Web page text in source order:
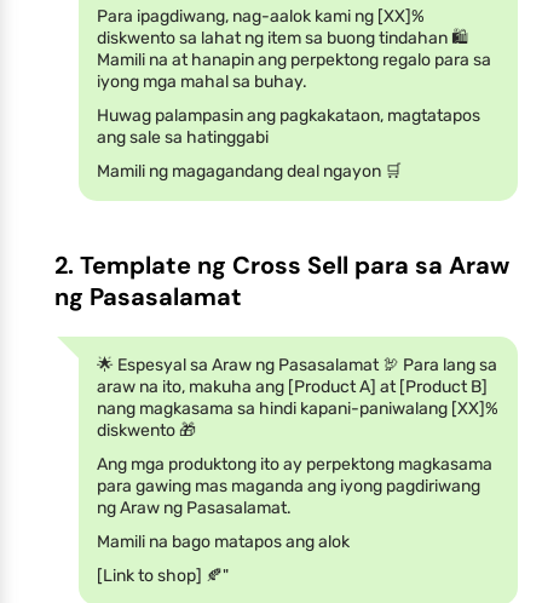
Para ipagdiwang, nag-aalok kami ng [XX]%
diskwento sa lahat ng item sa buong tindahan 🛍️
Mamili na at hanapin ang perpektong regalo para sa
iyong mga mahal sa buhay.
Huwag palampasin ang pagkakataon, magtatapos
ang sale sa hatinggabi
Mamili ng magagandang deal ngayon 🛒
2. Template ng Cross Sell para sa Araw
ng Pasasalamat
🌟 Espesyal sa Araw ng Pasasalamat 🦃 Para lang sa
araw na ito, makuha ang [Product A] at [Product B]
nang magkasama sa hindi kapani-paniwalang [XX]%
diskwento 🎁
Ang mga produktong ito ay perpektong magkasama
para gawing mas maganda ang iyong pagdiriwang
ng Araw ng Pasasalamat.
Mamili na bago matapos ang alok
[Link to shop] 🍂"